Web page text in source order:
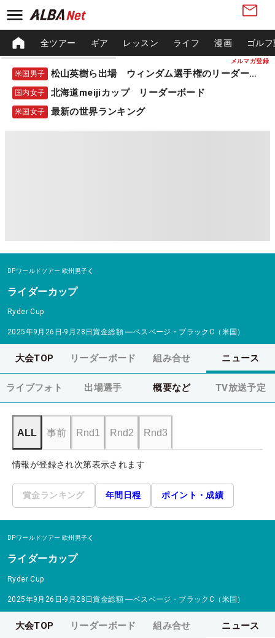
メルマガ登録
全ツアー ギア レッスン ライフ 漫画 ゴル
米国男子 松山英樹ら出場 ウィンダム選手権のリーダーボード
国内女子 北海道meijiカップ リーダーボード
米国女子 最新の世界ランキング
DPワールドツアー 欧州男子
ライダーカップ
Ryder Cup
2025年9月26日-9月28日賞金総額 ―ベスページ・ブラックC（米国）
大会TOP リーダーボード 組み合せ ニュース
ライブフォト 出場選手 概要など TV放送予定
ALL 事前 Rnd1 Rnd2 Rnd3
情報が登録され次第表示されます
賞金ランキング 年間日程 ポイント・成績
DPワールドツアー 欧州男子
ライダーカップ
Ryder Cup
2025年9月26日-9月28日賞金総額 ―ベスページ・ブラックC（米国）
大会TOP リーダーボード 組み合せ ニュース